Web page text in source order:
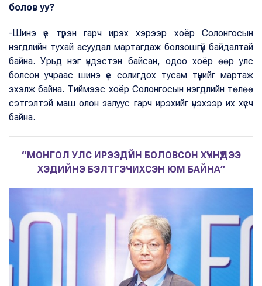
болов уу?
-Шинэ үе түрэн гарч ирэх хэрээр хоёр Солонгосын
нэгдлийн тухай асуудал мартагдаж болзошгүй байдалтай
байна. Урьд нэг үндэстэн байсан, одоо хоёр өөр улс
болсон учраас шинэ үе солигдох тусам түүнийг мартаж
эхэлж байна. Тиймээс хоёр Солонгосын нэгдлийн төлөө
сэтгэлтэй маш олон залуус гарч ирэхийг үнэхээр их хүсч
байна.
“МОНГОЛ УЛС ИРЭЭДҮЙН БОЛОВСОН ХҮЧНҮҮДЭЭ
ХЭДИЙНЭ БЭЛТГЭЧИХСЭН ЮМ БАЙНА”